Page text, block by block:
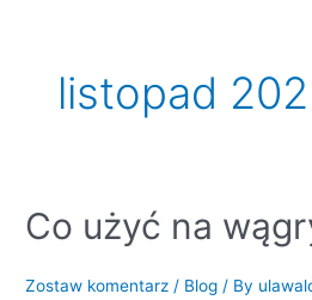
listopad
Co użyć na
Zostaw komentarz / Blog / By
Co
użyć
wągry?